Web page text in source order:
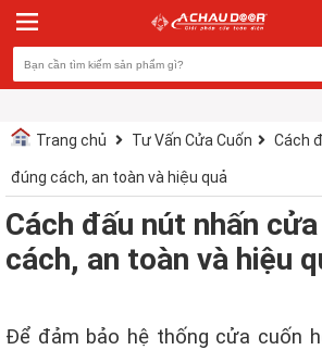
Trang chủ Tư Vấn Cửa Cuốn Cách
đúng cách, an toàn và hiệu quả
Cách đấu nút nhấn
cách, an toàn và hiệu
Để đảm bảo hệ thống cửa cuốn